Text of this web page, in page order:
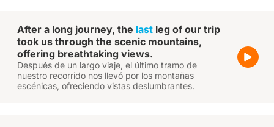
After a long journey, the last leg of our trip
took us through the scenic mountains,
offering breathtaking views.
Después de un largo viaje, el último tramo de
nuestro recorrido nos llevó por los montañas
escénicas, ofreciendo vistas deslumbrantes.